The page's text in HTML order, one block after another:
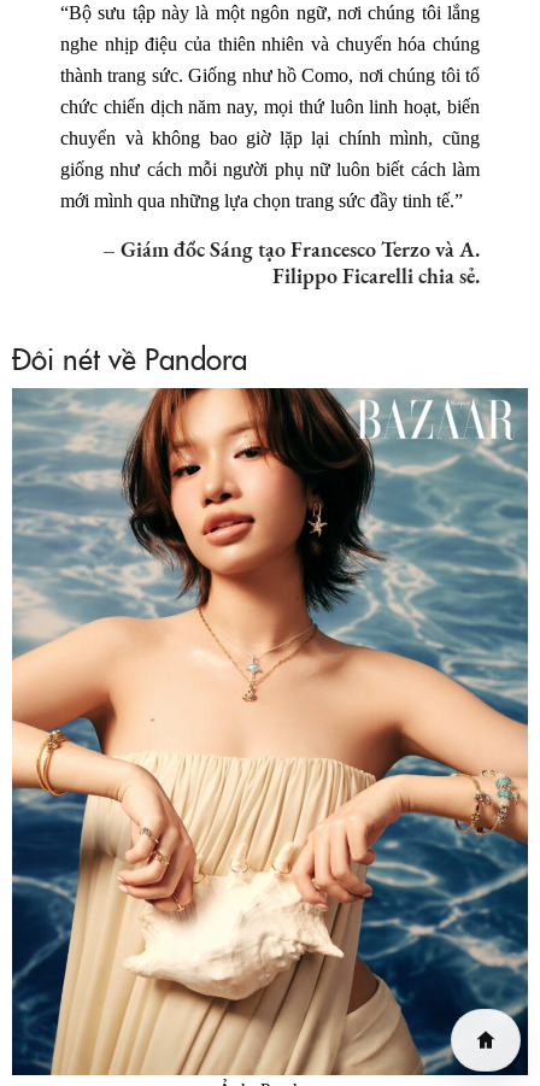
“Bộ sưu tập này là một ngôn ngữ, nơi chúng tôi lắng
nghe nhịp điệu của thiên nhiên và chuyển hóa chúng
thành trang sức. Giống như hồ Como, nơi chúng tôi tổ
chức chiến dịch năm nay, mọi thứ luôn linh hoạt, biến
chuyển và không bao giờ lặp lại chính mình, cũng
giống như cách mỗi người phụ nữ luôn biết cách làm
mới mình qua những lựa chọn trang sức đầy tinh tế.”
– Giám đốc Sáng tạo Francesco Terzo và A.
Filippo Ficarelli chia sẻ.
Đôi nét về Pandora